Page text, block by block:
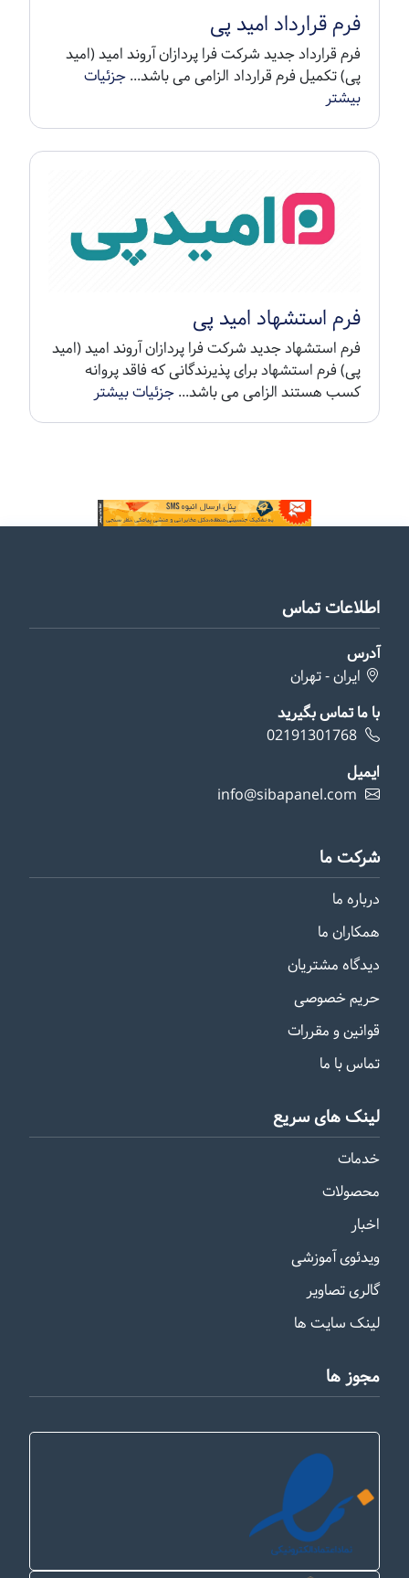
فرم قرارداد امید پی
فرم قرارداد جدید شرکت فرا پردازان آروند امید (امید
پی) تکمیل فرم قرارداد الزامی می باشد...جزئیات
بیشتر
فرم استشهاد امید پی
فرم استشهاد جدید شرکت فرا پردازان آروند امید (امید
پی) فرم استشهاد برای پذیرندگانی که فاقد پروانه
کسب هستند الزامی می باشد...جزئیات بیشتر
اطلاعات تماس
آدرس
ایران - تهران
با ما تماس بگیرید
02191301768
ایمیل
info@sibapanel.com
شرکت ما
درباره ما
همکاران ما
دیدگاه مشتریان
حریم خصوصی
قوانین و مقررات
تماس با ما
لینک های سریع
خدمات
محصولات
اخبار
ویدئوی آموزشی
گالری تصاویر
لینک سایت ها
مجوز ها